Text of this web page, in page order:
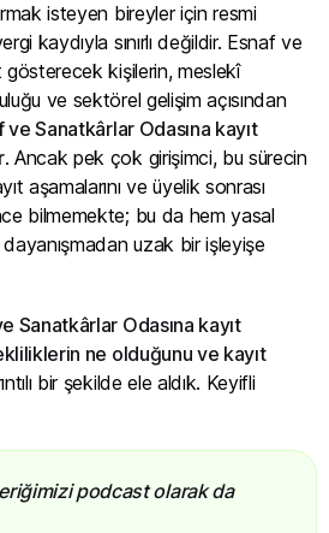
isteyen bireyler için resmi
kaydıyla sınırlı değildir. Esnaf ve
kişilerin, meslekî
ve sektörel gelişim açısından
ve Sanatkârlar Odasına kayıt
. Ancak pek çok girişimci, bu sürecin
aşamalarını ve üyelik sonrası
bilmemekte; bu da hem yasal
uzak bir işleyişe
Sanatkârlar Odasına kayıt
ne olduğunu ve kayıt
bir şekilde ele aldık. Keyifli
podcast olarak da